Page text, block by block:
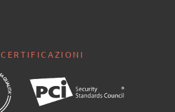
CERTIFICAZIONI